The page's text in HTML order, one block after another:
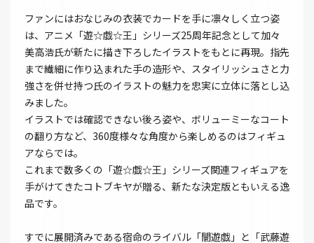
ファンにはおなじみの衣装でカードを手に凛々しく立つ姿
は、アニメ「遊☆戯☆王」シリーズ25周年記念として加々
美高浩氏が新たに描き下ろしたイラストをもとに再現。指先
まで繊細に作り込まれた手の造形や、スタイリッシュさと力
強さを併せ持つ氏のイラストの魅力を忠実に立体に落とし込
みました。
イラストでは確認できない後ろ姿や、ボリューミーなコート
の翻り方など、360度様々な角度から楽しめるのはフィギュ
アならでは。
これまで数多くの「遊☆戯☆王」シリーズ関連フィギュアを
手がけてきたコトブキヤが贈る、新たな決定版ともいえる逸
品です。
すでに展開済みである宿命のライバル「闇遊戯」と「武藤遊